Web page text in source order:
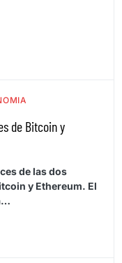
de Bitcoin y
de las dos
y Ethereum. El